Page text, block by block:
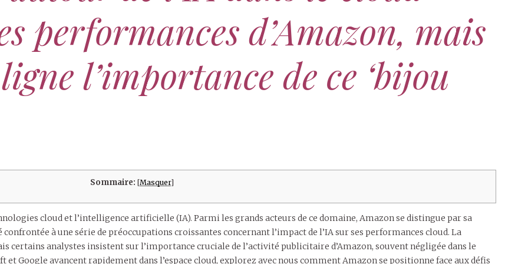
performances d’Amazon, mais
l’importance de ce ‘bijou
Sommaire: [Masquer]
cloud et l’intelligence artificielle (IA). Parmi les grands acteurs de ce domaine, Amazon se distingue par sa
à une série de préoccupations croissantes concernant l’impact de l’IA sur ses performances cloud. La
certains analystes insistent sur l’importance cruciale de l’activité publicitaire d’Amazon, souvent négligée dans le
Google avancent rapidement dans l’espace cloud, explorez avec nous comment Amazon se positionne face aux défis